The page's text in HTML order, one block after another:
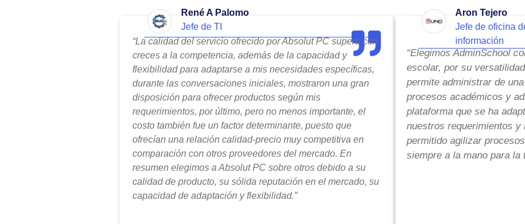
René A Palomo
Jefe de TI
“La calidad del servicio ofrecido por Absolut PC supera con
creces a la competencia, además de la capacidad y
flexibilidad para adaptarse a mis necesidades específicas,
durante las conversaciones iniciales, mostraron una gran
disposición para ofrecer productos según mis
requerimientos, por último, pero no menos importante, el
costo también fue un factor determinante, puesto que
ofrecían una relación calidad-precio muy competitiva en
comparación con otros proveedores del mercado. En
resumen elegimos a Absolut PC sobre otros debido a su
calidad de producto, su sólida reputación en el mercado, su
capacidad de adaptación y flexibilidad.”
Aron Tejero
Jefe de oficina
información
“Elegimos AdminSchool
escolar, por su
permite administrar de
procesos académicos y
plataforma que se ha
nuestros requerimientos y
permitido agilizar
siempre a la mano para la